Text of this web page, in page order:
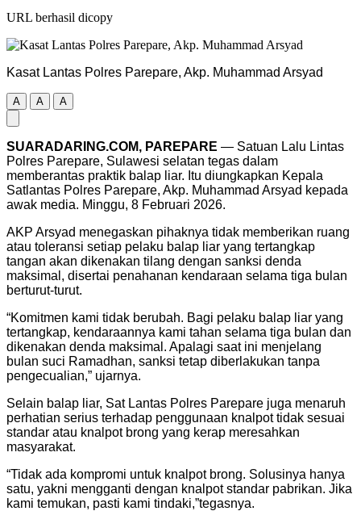
URL berhasil dicopy
Kasat Lantas Polres Parepare, Akp. Muhammad Arsyad
A A A
SUARADARING.COM, PAREPARE — Satuan Lalu Lintas
Polres Parepare, Sulawesi selatan tegas dalam
memberantas praktik balap liar. Itu diungkapkan Kepala
Satlantas Polres Parepare, Akp. Muhammad Arsyad kepada
awak media. Minggu, 8 Februari 2026.
AKP Arsyad menegaskan pihaknya tidak memberikan ruang
atau toleransi setiap pelaku balap liar yang tertangkap
tangan akan dikenakan tilang dengan sanksi denda
maksimal, disertai penahanan kendaraan selama tiga bulan
berturut-turut.
“Komitmen kami tidak berubah. Bagi pelaku balap liar yang
tertangkap, kendaraannya kami tahan selama tiga bulan dan
dikenakan denda maksimal. Apalagi saat ini menjelang
bulan suci Ramadhan, sanksi tetap diberlakukan tanpa
pengecualian,” ujarnya.
Selain balap liar, Sat Lantas Polres Parepare juga menaruh
perhatian serius terhadap penggunaan knalpot tidak sesuai
standar atau knalpot brong yang kerap meresahkan
masyarakat.
“Tidak ada kompromi untuk knalpot brong. Solusinya hanya
satu, yakni mengganti dengan knalpot standar pabrikan. Jika
kami temukan, pasti kami tindaki,”tegasnya.